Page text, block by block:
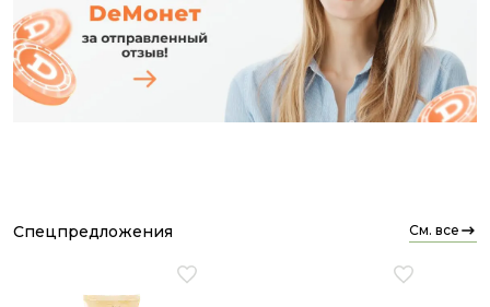
спецпредложения см. все